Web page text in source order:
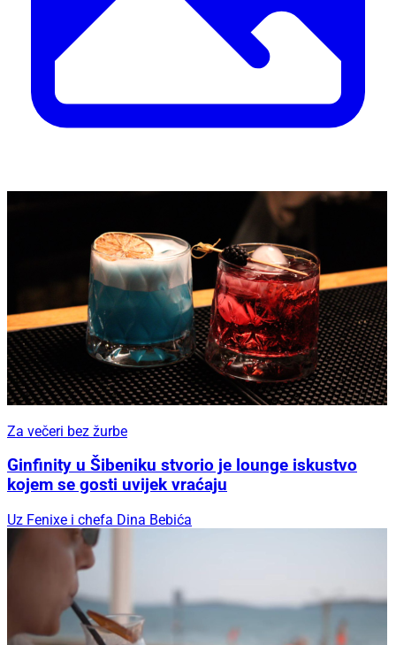
Za večeri bez žurbe
Ginfinity u Šibeniku stvorio je lounge iskustvo
kojem se gosti uvijek vraćaju
Uz Fenixe i chefa Dina Bebića